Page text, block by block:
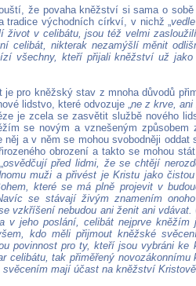
že povaha kněžství si sama o
tradice východních církví, v nichž „
život v celibátu, jsou též velmi
celibát, nikterak nezamýšlí měnit
všechny, kteří přijali kněžství už
pro kněžský stav z mnoha důvodů
lidstvo, které odvozuje „ne z krve,
je zcela se zasvětit službě nového
se novým a vznešeným
a v něm se mohou svobodněji oddat
obrození a takto se mohou
osvědčují před lidmi, že se chtějí
muži a přivést je Kristu jako čistou
které se má plně projevit v
se stávají živým znamením
vzkříšení nebudou ani ženit ani vdávat.
v jeho poslání, celibát nejprve kněžím
kdo měli přijmout kněžské
povinnost pro ty, kteří jsou vybráni ke
celibátu, tak přiměřený
mají účast na kněžství